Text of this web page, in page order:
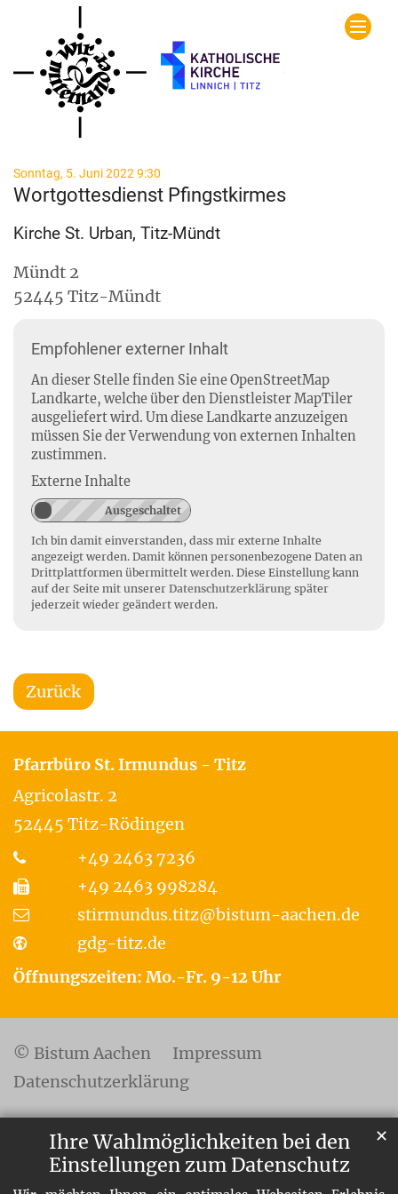
Ihre Wahlmöglichkeiten bei den
Einstellungen zum Datenschutz
✕
Zum Inhalt springen
Sonntag, 5. Juni 2022 9:30
Wortgottesdienst Pfingstkirmes
Kirche St. Urban, Titz-Mündt
Mündt 2
52445 Titz-Mündt
Empfohlener externer Inhalt
An dieser Stelle finden Sie eine OpenStreetMap
Landkarte, welche über den Dienstleister MapTiler
ausgeliefert wird. Um diese Landkarte anzuzeigen
müssen Sie der Verwendung von externen Inhalten
zustimmen.
Externe Inhalte
Ich bin damit einverstanden, dass mir externe Inhalte
angezeigt werden. Damit können personenbezogene Daten an
Drittplattformen übermittelt werden. Diese Einstellung kann
auf der Seite mit unserer Datenschutzerklärung später
jederzeit wieder geändert werden.
Zurück
Pfarrbüro St. Irmundus - Titz
Agricolastr. 2
52445 Titz-Rödingen
+49 2463 7236
+49 2463 998284
stirmundus.titz@bistum-aachen.de
gdg-titz.de
Öffnungszeiten: Mo.-Fr. 9-12 Uhr
© Bistum Aachen
Impressum
Datenschutzerklärung